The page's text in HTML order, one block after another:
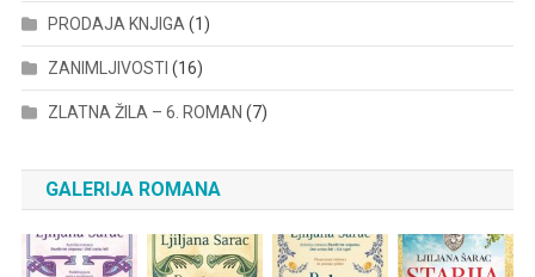
PRODAJA KNJIGA (1)
ZANIMLJIVOSTI (16)
ZLATNA ŽILA – 6. ROMAN (7)
GALERIJA ROMANA